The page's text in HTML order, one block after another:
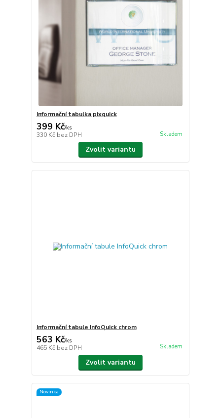
Informační tabulka pixquick
399 Kč/ks
330 Kč bez DPH Skladem
Zvolit variantu
Informační tabule InfoQuick chrom
563 Kč/ks
465 Kč bez DPH Skladem
Zvolit variantu
Novinka